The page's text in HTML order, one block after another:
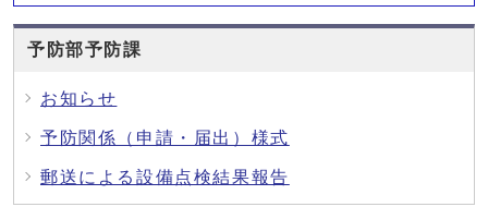
予防部予防課
お知らせ
予防関係（申請・届出）様式
郵送による設備点検結果報告